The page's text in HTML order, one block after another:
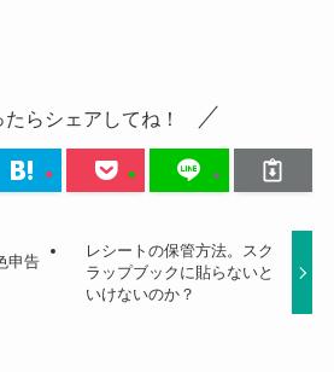
たらシェアしてね！
申告
レシートの保管方法。スク
ラップブックに貼らないと
いけないのか？